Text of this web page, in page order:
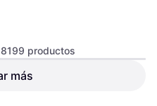
productos
más